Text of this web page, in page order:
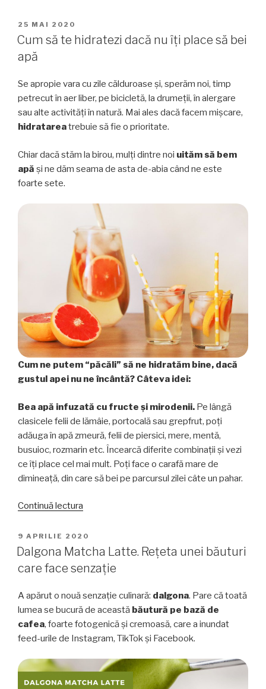
și
măsură”
PUBLICAT
PE
25 MAI 2020
Cum să te hidratezi dacă nu îți place să bei
apă
Se apropie vara cu zile călduroase și, sperăm noi, timp
petrecut în aer liber, pe bicicletă, la drumeții, în alergare
sau alte activități în natură. Mai ales dacă facem mișcare,
hidratareatrebuie să fie o prioritate.
Chiar dacă stăm la birou, mulți dintre noi uităm să bem
apă și ne dăm seama de asta de-abia când ne este
foarte sete.
Cum ne putem “păcăli” să ne hidratăm bine, dacă
gustul apei nu ne încântă? Câteva idei:
Bea apă infuzată cu fructe și mirodenii. Pe lângă
clasicele felii de lămâie, portocală sau grepfrut, poți
adăuga în apă zmeură, felii de piersici, mere, mentă,
busuioc, rozmarin etc. Încearcă diferite combinații și vezi
ce îți place cel mai mult. Poți face o carafă mare de
dimineață, din care să bei pe parcursul zilei câte un pahar.
Continuă lectura
te
hidratezi
place
să
bei
PUBLICAT
PE
9 APRILIE 2020
Dalgona Matcha Latte. Rețeta unei băuturi
care face senzație
A apărut o nouă senzație culinară: dalgona. Pare că toată
lumea se bucură de această băutură pe bază de
cafea, foarte fotogenică și cremoasă, care a inundat
feed-urile de Instagram, TikTok și Facebook.